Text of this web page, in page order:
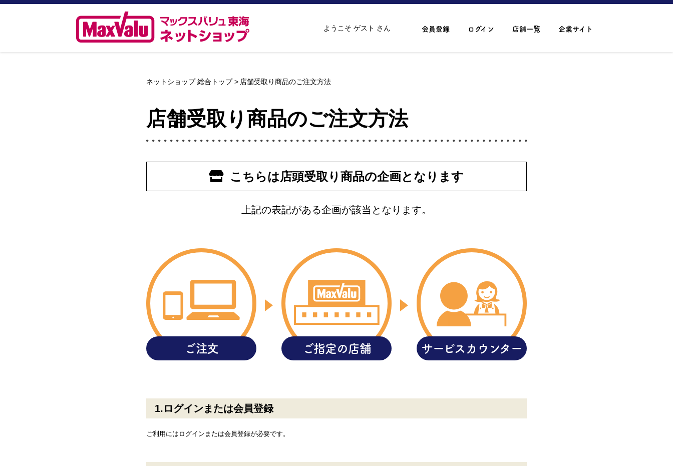
ようこそ ゲスト さん 会員登録 ログイン 店舗一覧 企業サイト
ネットショップ 総合トップ 店舗受取り商品のご注文方法
店舗受取り商品のご注文方法
こちらは店頭受取り商品の企画となります
上記の表記がある企画が該当となります。
ご注文 ご指定の店舗 サービス カウンター
ログインまたは会員登録
ご利用にはログインまたは会員登録が必要です。